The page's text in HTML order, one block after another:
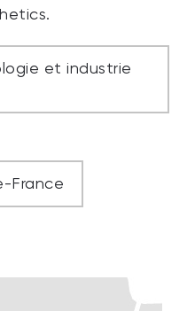
et industrie
France